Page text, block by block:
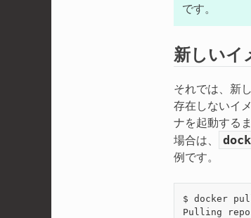
です。
新しいイ
それでは、新
存在しないイ
ナを起動する
場合は、
例です。
$ docker
Pulling